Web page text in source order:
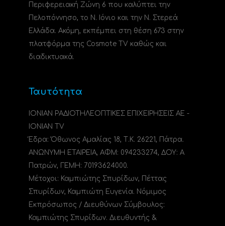
Περιφερειακή Ζώνη 6 που καλύπτει την
Πελοπόννησο, το N. Ιόνιο και την Ν. Στερεά
Ελλάδα. Ακόμη, εκπέμπει στη θέση 673 στην
πλατφόρμα της Cosmote TV καθώς και
διαδικτυακά.
Ταυτότητα
ΙΟΝΙΑΝ ΡΑΔΙΟΤΗΛΕΟΠΤΙΚΕΣ ΕΠΙΧΕΙΡΗΣΕΙΣ ΑΕ -
IONIAN TV
Έδρα: Όθωνος Αμαλίας 18, Τ.Κ. 26221, Πάτρα.
ΑΝΩΝΥΜΗ ΕΤΑΙΡΕΙΑ, ΑΦΜ: 094233274, ΔΟΥ: A
Πατρών, ΓΕΜΗ: 70193624000.
Μέτοχοι: Καμπιώτης Σπυρίδων, Πέττας
Σπυρίδων, Καμπιώτη Ευγενία. Νόμιμος
Εκπρόσωπος / Διευθύνων Σύμβουλος:
Καμπιώτης Σπυρίδων. Διευθυντής &